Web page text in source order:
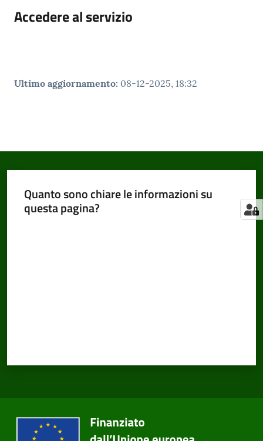
Accedere al servizio
Ultimo aggiornamento: 08-12-2025, 18:32
Quanto sono chiare le informazioni su
questa pagina?